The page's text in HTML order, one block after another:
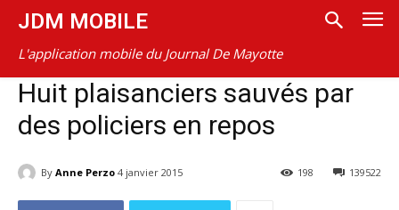
JDM MOBILE
L'application mobile du Journal De Mayotte
Huit plaisanciers sauvés par
des policiers en repos
By Anne Perzo 4 janvier 2015 139522
198